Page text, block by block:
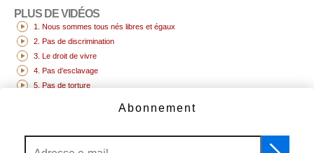
PLUS DE VIDÉOS
1. Nous sommes tous nés libres et égaux
2. Pas de discrimination
3. Le droit de vivre
4. Pas d’esclavage
5. Pas de torture
Abonnement